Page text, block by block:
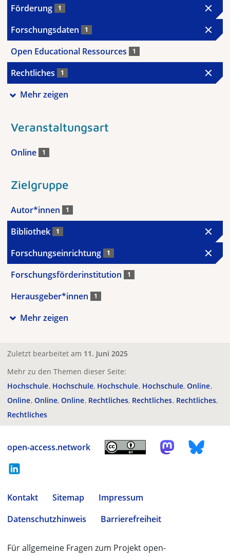
Förderung 1
Forschungsdaten 1
Open Educational Ressources 1
Rechtliches 1
Mehr zeigen
Veranstaltungsart
Online 1
Zielgruppe
Autor*innen 1
Bibliothek 1
Forschungseinrichtung 1
Forschungsförderinstitution 1
Herausgeber*innen 1
Mehr zeigen
Zuletzt bearbeitet am 11. Juni 2025
Mehr zu den Themen dieser Seite:
Hochschule Hochschule Hochschule Hochschule Online
Online Online Online Rechtliches Rechtliches Rechtliches
Rechtliches
open-access.network
Kontakt Sitemap
Impressum
Datenschutzhinweis
Barrierefreiheit
Für allgemeine Fragen zum Projekt open-